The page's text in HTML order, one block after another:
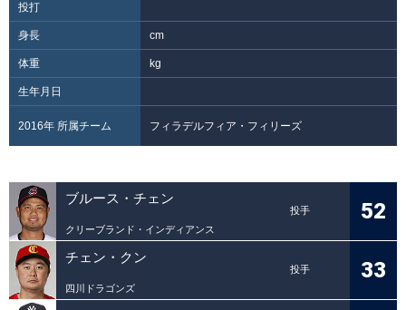
投打
身長 cm
体重 kg
生年月日
2016年 所属チーム フィラデルフィア・フィリーズ
ブルース・チェン
投手
クリーブランド・インディアンス
52
チェン・クン
投手
四川ドラゴンズ
33